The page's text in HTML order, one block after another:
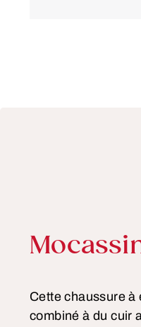
Cette chaussure
combiné à du cuir